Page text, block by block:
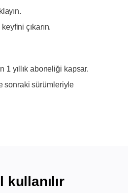
çıkarın.
1 yıllık aboneliği kapsar.
sonraki sürümleriyle
kullanılır